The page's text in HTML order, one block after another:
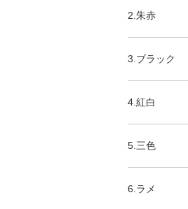
2.朱赤
3.ブラック
4.紅白
5.三色
6.ラメ